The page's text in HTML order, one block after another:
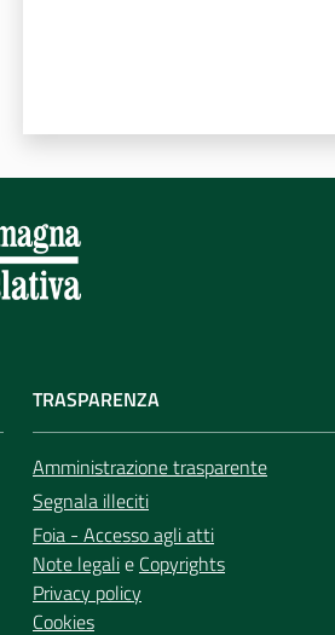
TRASPARENZA
Amministrazione trasparente
Segnala illeciti
Foia - Accesso agli atti
Note legalie Copyrights
Privacy policy
Cookies